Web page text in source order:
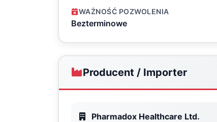
WAŻNOŚĆ POZWOLENIA
Bezterminowe
Producent / Importer
Pharmadox Healthcare Ltd.